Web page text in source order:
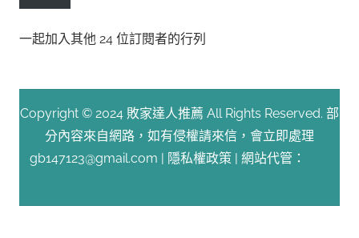
址
一起加入其他 24 位訂閱者的行列
Copyright © 2024 敗家達人推薦 All Rights Reserved. 部
分內容來自網路，如有侵權請來信，會立即處理
gb147123@gmail.com | 隱私權政策 | 網站代管：